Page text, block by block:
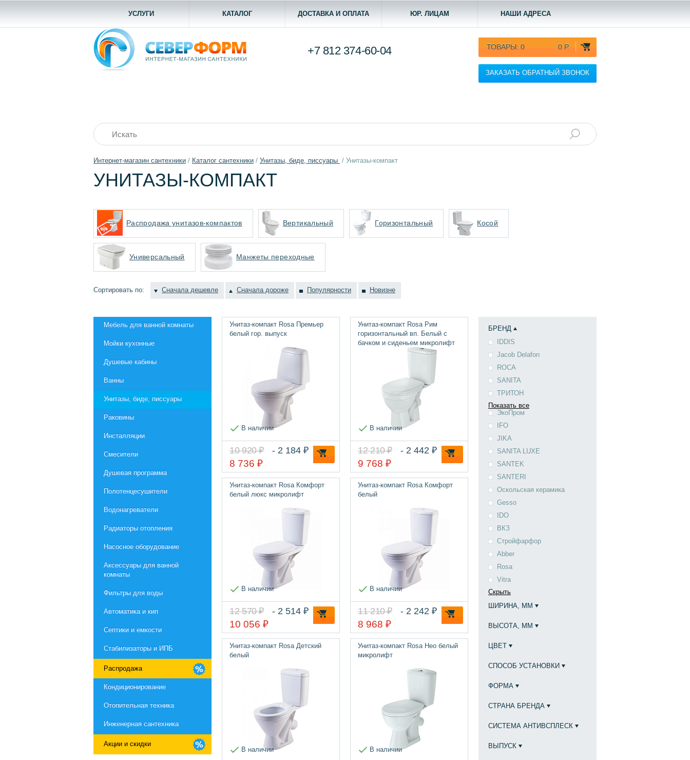
УСЛУГИ КАТАЛОГ ДОСТАВКА И ОПЛАТА ЮР. ЛИЦАМ НАШИ АДРЕСА
ТОВАРЫ: 0 0 Р.
ЗАКАЗАТЬ ОБРАТНЫЙ ЗВОНОК
+7 812 374-60-04
Интернет-магазин сантехники / Каталог сантехники / Унитазы, биде, писсуары / Унитазы-компакт
УНИТАЗЫ-КОМПАКТ
Распродажа унитазов-компактов Вертикальный Горизонтальный Косой
Универсальный Манжеты переходные
Сортировать по: Сначала дешевле Сначала дороже Популярности Новизне
Мебель для ванной комнаты
Мойки кухонные
Душевые кабины
Ванны
Унитазы, биде, писсуары
Раковины
Инсталляции
Смесители
Душевая программа
Полотенцесушители
Водонагреватели
Радиаторы отопления
Насосное оборудование
Aксессуары для ванной
комнаты
Фильтры для воды
Автоматика и кип
Септики и емкости
Стабилизаторы и ИПБ
Распродажа
Кондиционирование
Отопительная техника
Инженерная сантехника
Акции и скидки
БРЕНД
IDDIS
Jacob Delafon
ROCA
SANITA
ТРИТОН
Показать все
ЭкоПром
IFO
JIKA
SANITA LUXE
SANTEK
SANTERI
Оскольская керамика
Gesso
IDO
ВКЗ
Стройфарфор
Abber
Rosa
Vitra
Скрыть
ШИРИНА, ММ
ВЫСОТА, ММ
ЦВЕТ
СПОСОБ УСТАНОВКИ
ФОРМА
СТРАНА БРЕНДА
СИСТЕМА АНТИВСПЛЕСК
ВЫПУСК
Унитаз-компакт Rosa Премьер
белый гор. выпуск
В наличии
10 920 ₽ - 2 184 ₽
8 736 ₽
Унитаз-компакт Rosa Рим
горизонтальный вп. Белый с
бачком и сиденьем микролифт
В наличии
12 210 ₽ - 2 442 ₽
9 768 ₽
Унитаз-компакт Rosa Комфорт
белый люкс микролифт
В наличии
12 570 ₽ - 2 514 ₽
10 056 ₽
Унитаз-компакт Rosa Комфорт
белый
В наличии
11 210 ₽ - 2 242 ₽
8 968 ₽
Унитаз-компакт Rosa Детский
белый
В наличии
Унитаз-компакт Rosa Нео белый
микролифт
В наличии